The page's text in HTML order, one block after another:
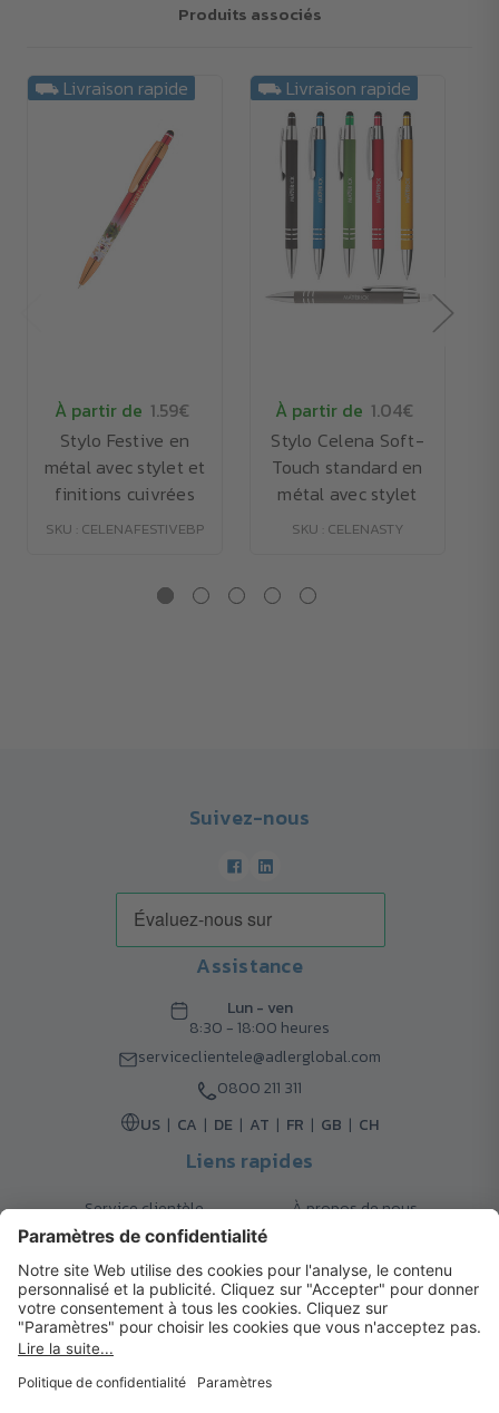
Produits associés
⛟ Livraison rapide
À partir de 1.59€
Stylo Festive en
métal avec stylet et
finitions cuivrées
SKU : CELENAFESTIVEBP
⛟ Livraison rapide
À partir de 1.04€
Stylo Celena Soft-
Touch standard en
métal avec stylet
SKU : CELENASTY
Suivez-nous
Assistance
Lun - ven
8:30 - 18:00 heures
serviceclientele@adlerglobal.com
0800 211 311
US
CA DE AT FR GB CH
Liens rapides
Service clientèle
À propos de nous
Retours
Contact
FAQ
Garanties
Mode de paiement
Magazine
Mentions légales